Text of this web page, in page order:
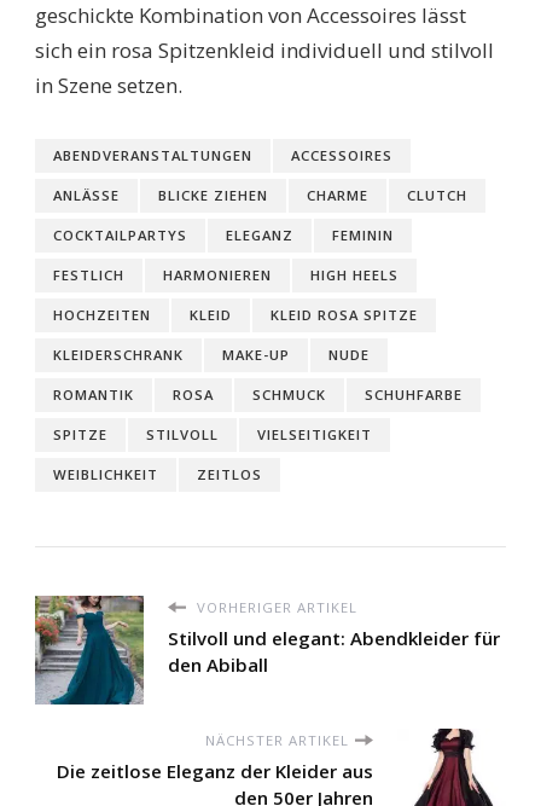
geschickte Kombination von Accessoires lässt
sich ein rosa Spitzenkleid individuell und stilvoll
in Szene setzen.
ABENDVERANSTALTUNGEN ACCESSOIRES
ANLÄSSE BLICKE ZIEHEN CHARME CLUTCH
COCKTAILPARTYS ELEGANZ FEMININ
FESTLICH HARMONIEREN HIGH HEELS
HOCHZEITEN KLEID KLEID ROSA SPITZE
KLEIDERSCHRANK MAKE-UP NUDE
ROMANTIK ROSA SCHMUCK SCHUHFARBE
SPITZE STILVOLL VIELSEITIGKEIT
WEIBLICHKEIT ZEITLOS
VORHERIGER ARTIKEL
Stilvoll und elegant: Abendkleider für
den Abiball
NÄCHSTER ARTIKEL
Die zeitlose Eleganz der Kleider aus
den 50er Jahren